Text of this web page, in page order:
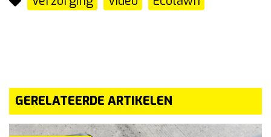
GERELATEERDE ARTIKELEN